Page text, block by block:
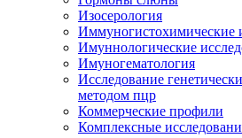
Изосерология
Иммуногистохимические
Имуннологические
Имуногематология
Исследование
методом пцр
Коммерческие профили
Комплексные